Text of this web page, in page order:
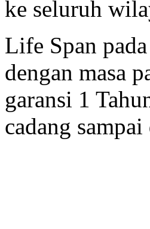
ke seluruh
Life Span
dengan masa
garansi 1
cadang